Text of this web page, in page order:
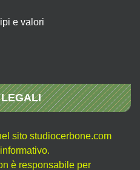
e valori
sito studiocerbone.com
è responsabile per